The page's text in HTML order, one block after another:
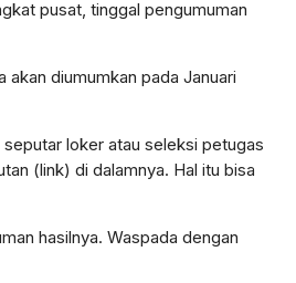
pusat, tinggal pengumuman
akan diumumkan pada Januari
loker atau seleksi petugas
(link) di dalamnya. Hal itu bisa
hasilnya. Waspada dengan